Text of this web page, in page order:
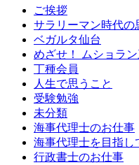
ご挨拶
サラリーマン時代の
ベガルタ仙台
めざせ！ ムショラ
丁種会員
人生で思うこと
受験勉強
未分類
海事代理士のお仕事
海事代理士を目指し
行政書士のお仕事